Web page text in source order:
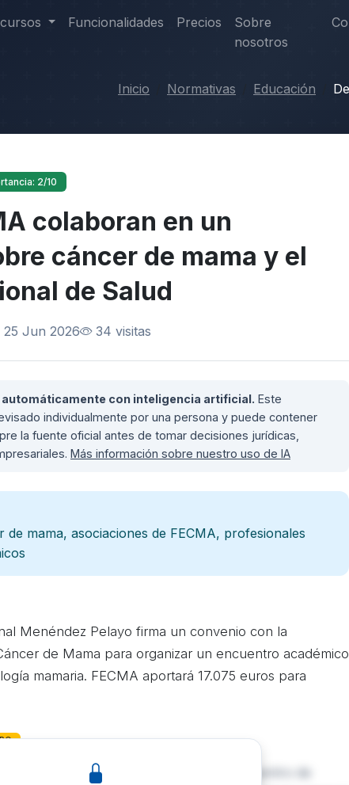
Funcionalidades Precios
Sobre
nosotros
Inicio Normativas Educación
2/10
colaboran en un
cáncer de mama y el
de Salud
25 Jun 2026 34 visitas
con inteligencia artificial. Este
individualmente por una persona y puede contener
la fuente oficial antes de tomar decisiones jurídicas,
Más información sobre nuestro uso de IA
de mama, asociaciones de FECMA, profesionales
Menéndez Pelayo firma un convenio con la
de Mama para organizar un encuentro académico
mamaria. FECMA aportará 17.075 euros para
un convenio para celebrar el XV Encuentro de